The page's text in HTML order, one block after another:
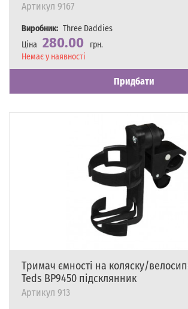
Артикул 9167
Виробник: Three Daddies
Ціна 280.00
грн.
Наявність
Немає у наявності
Придбати
Тримач ємності на коляску/
Teds BP9450 підсклянник
Артикул 913